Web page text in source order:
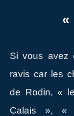
«
Si vous avez
ravis car les
de Rodin, «
Calais », «